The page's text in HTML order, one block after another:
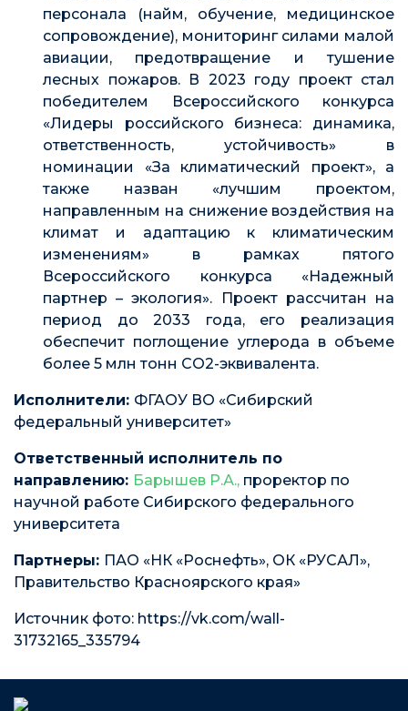
персонала (найм, обучение, медицинское
сопровождение), мониторинг силами малой
авиации, предотвращение и тушение
лесных пожаров. В 2023 году проект стал
победителем Всероссийского конкурса
«Лидеры российского бизнеса: динамика,
ответственность, устойчивость» в
номинации «За климатический проект», а
также назван «лучшим проектом,
направленным на снижение воздействия на
климат и адаптацию к климатическим
изменениям» в рамках пятого
Всероссийского конкурса «Надежный
партнер – экология». Проект рассчитан на
период до 2033 года, его реализация
обеспечит поглощение углерода в объеме
более 5 млн тонн СO2-эквивалента.
Исполнители: ФГАОУ ВО «Сибирский
федеральный университет»
Ответственный исполнитель по
направлению: Барышев Р.А., проректор по
научной работе Сибирского федерального
университета
Партнеры: ПАО «НК «Роснефть», ОК «РУСАЛ»,
Правительство Красноярского края»
Источник фото: https://vk.com/wall-
31732165_335794